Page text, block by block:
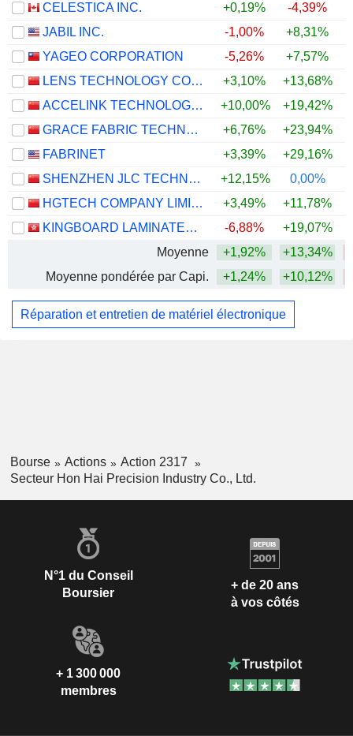
CELESTICA INC.
+0,19% -4,39%
JABIL INC.
-1,00% +8,31%
YAGEO CORPORATION
-5,26% +7,57%
LENS TECHNOLOGY CO., LTD.
+3,10% +13,68%
ACCELINK TECHNOLOGIES CO,LTD.
+10,00% +19,42%
GRACE FABRIC TECHNOLOGY CO.,LTD.
+6,76% +23,94%
FABRINET
+3,39% +29,16%
SHENZHEN JLC TECHNOLOGY GROUP CO., LTD
+12,15%
0,00%
HGTECH COMPANY LIMITED
+3,49% +11,78%
KINGBOARD LAMINATES HOLDINGS LIMITED
-6,88% +19,07%
Moyenne
+1,92% +13,34%
Moyenne pondérée par Capi.
+1,24% +10,12%
Réparation et entretien de matériel électronique
Bourse Actions
Action 2317
Secteur Hon Hai Precision Industry Co., Ltd.
N°1 du Conseil
Boursier
+ de 20 ans
à vos côtés
+ 1 300 000
membres